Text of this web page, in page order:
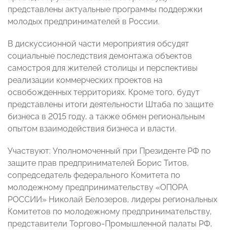
представлены актуальные программы поддержки
молодых предпринимателей в России.
В дискуссионной части мероприятия обсудят
социальные последствия демонтажа объектов
самостроя для жителей столицы и перспективы
реализации коммерческих проектов на
освобожденных территориях. Кроме того, будут
представлены итоги деятельности Штаба по защите
бизнеса в 2015 году, а также обмен региональным
опытом взаимодействия бизнеса и власти.
Участвуют: Уполномоченный при Президенте РФ по
защите прав предпринимателей Борис Титов,
сопредседатель федерального Комитета по
молодежному предпринимательству «ОПОРА
РОССИИ» Николай Белозеров, лидеры региональных
Комитетов по молодежному предпринимательству,
представители Торгово-Промышленной палаты РФ,